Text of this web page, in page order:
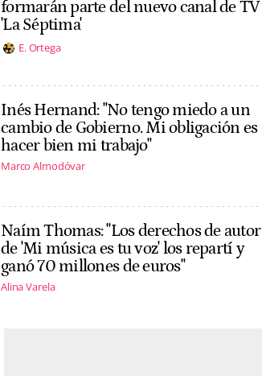
formarán parte del nuevo canal de TV
'La Séptima'
E. Ortega
Inés Hernand: "No tengo miedo a un
cambio de Gobierno. Mi obligación es
hacer bien mi trabajo"
Marco Almodóvar
Naím Thomas: "Los derechos de autor
de 'Mi música es tu voz' los repartí y
ganó 70 millones de euros"
Alina Varela